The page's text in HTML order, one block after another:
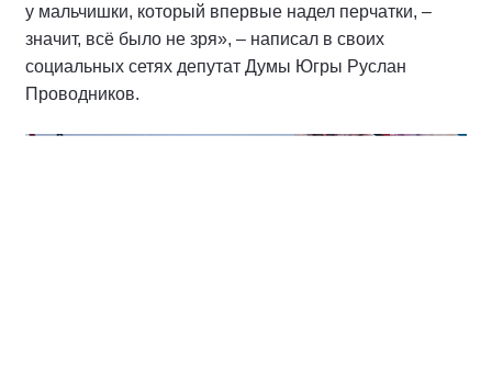
у мальчишки, который впервые надел перчатки, –
значит, всё было не зря», – написал в своих
социальных сетях депутат Думы Югры Руслан
Проводников.